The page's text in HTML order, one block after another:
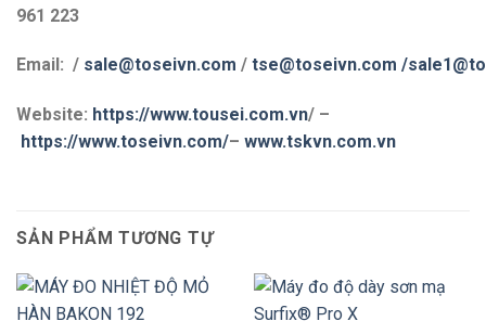
961 223
Email: / sale@toseivn.com / tse@toseivn.com /
Website: https://www.tousei.com.vn/ –
https://www.toseivn.com/– www.tskvn.com.vn
SẢN PHẨM TƯƠNG TỰ